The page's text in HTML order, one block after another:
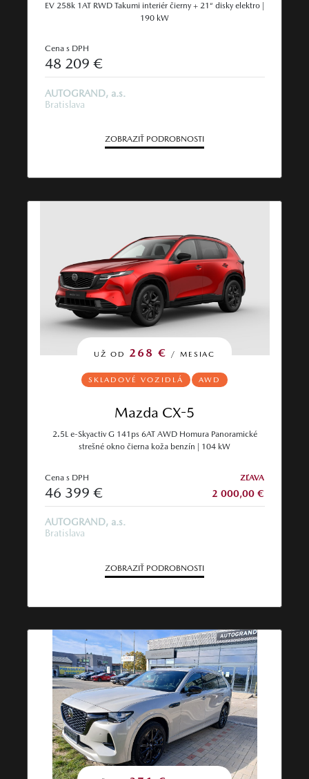
EV 258k 1AT RWD Takumi interiér čierny + 21“ disky elektro |
190 kW
Cena s DPH
48 209 €
AUTOGRAND, a.s.
Bratislava
ZOBRAZIŤ PODROBNOSTI
UŽ OD 268 € / MESIAC
SKLADOVÉ VOZIDLÁ AWD
Mazda CX-5
2.5L e-Skyactiv G 141ps 6AT AWD Homura Panoramické
strešné okno čierna koža benzín | 104 kW
Cena s DPH
46 399 €
ZĽAVA
2 000,00 €
AUTOGRAND, a.s.
Bratislava
ZOBRAZIŤ PODROBNOSTI